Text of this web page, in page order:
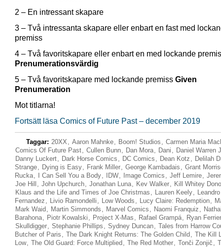
2 – En intressant skapare
3 – Två intressanta skapare eller enbart en fast med
premiss
4 – Två favoritskapare eller enbart en med lockande
Prenumerationsvärdig
5 – Två favoritskapare med lockande premiss Given
Prenumeration
Mot titlarna!
Fortsätt läsa Comics of Future Past – december 2019
Taggar: 20XX , Aaron Mahnke, Boom! Studios , Carmen Maria
Comics Of Future Past, Cullen Bunn, Dan Mora, Dani , Daniel Warren
Danny Luckert, Dark Horse Comics , DC Comics , Dean Kotz , Delilah
Strange, Dying is Easy, Frank Miller, George Kambadais , Grant
Rucka, I Can Sell You a Body, IDW, Image Comics , Jeff Lemire,
Joe Hill , John Upchurch, Jonathan Luna, Kev Walker, Kill Whitey
Klaus and the Life and Times of Joe Christmas , Lauren Keely, Leandro
Fernandez , Livio Ramondelli , Low Woods , Lucy Claire: Redemption,
Mark Waid , Martin Simmonds , Marvel Comics , Naomi Franquiz ,
Barahona, Piotr Kowalski , Project X-Mas , Rafael Grampá, Ryan Ferrier
Skulldigger, Stephanie Phillips , Sydney Duncan, Tales from Harrow
Butcher of Paris , The Dark Knight Returns: The Golden Child , The Kill
Low, The Old Guard: Force Multiplied , The Red Mother, Tonči Zonjič ,